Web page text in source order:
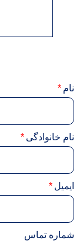
نام
نام خانوادگی
ایمیل
شماره تماس